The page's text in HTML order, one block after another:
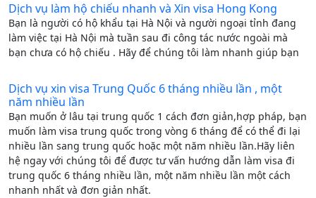
Dịch vụ làm hộ chiếu nhanh và Xin visa Hong Kong
Bạn là người có hộ khẩu tại Hà Nội và người ngoại tỉnh đang
làm việc tại Hà Nội mà tuần sau đi công tác nước ngoài mà
bạn chưa có hộ chiếu . Hãy để chúng tôi làm nhanh giúp bạn
Dịch vụ xin visa Trung Quốc 6 tháng nhiều lần , một
năm nhiều lần
Bạn muốn ở lâu tại trung quốc 1 cách đơn giản,hợp pháp, bạn
muốn làm visa trung quốc trong vòng 6 tháng để có thể đi lại
nhiều lần sang trung quốc hoặc một năm nhiều lần.Hãy liên
hệ ngay với chúng tôi để được tư vấn hướng dẫn làm visa đi
trung quốc 6 tháng nhiều lần, một năm nhiều lần một cách
nhanh nhất và đơn giản nhất.